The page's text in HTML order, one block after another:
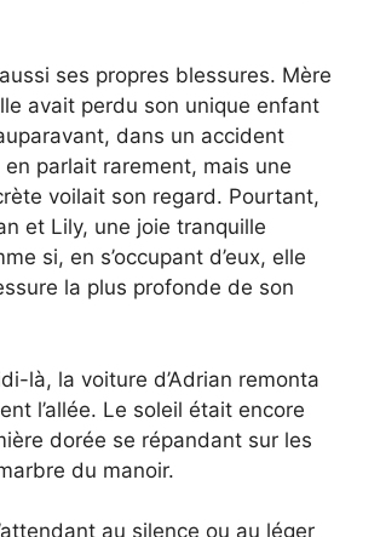
ses propres blessures. Mère
avait perdu son unique enfant
dans un accident
en parlait rarement, mais une
voilait son regard. Pourtant,
et Lily, une joie tranquille
si, en s’occupant d’eux, elle
la plus profonde de son
là, la voiture d’Adrian remonta
l’allée. Le soleil était encore
dorée se répandant sur les
du manoir.
au silence ou au léger